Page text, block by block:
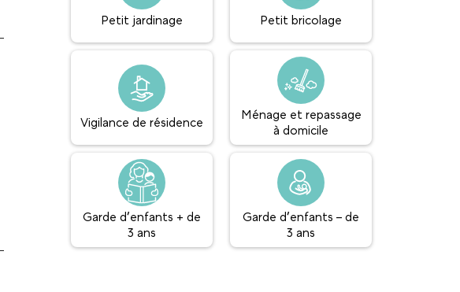
Petit jardinage Petit bricolage
Vigilance de résidence
Ménage et repassage
à domicile
Garde d’enfants + de
3 ans
Garde d’enfants – de
3 ans